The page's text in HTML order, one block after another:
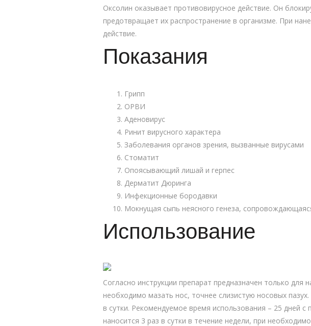
Оксолин оказывает противовирусное действие. Он
предотвращает их распространение в организме. При
действие.
Показания
Грипп
ОРВИ
Аденовирус
Ринит вирусного характера
Заболевания органов зрения, вызванные вирусами
Стоматит
Опоясывающий лишай и герпес
Дерматит Дюринга
Инфекционные бородавки
Мокнущая сыпь неясного генеза,
Использование
Согласно инструкции препарат предназначен только
необходимо мазать нос, точнее слизистую носовых
в сутки. Рекомендуемое время использования – 25 дней
наносится 3 раз в сутки в течение недели, при